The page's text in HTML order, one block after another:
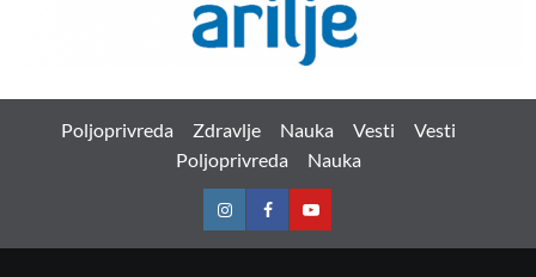
Poljoprivreda Zdravlje Nauka Vesti
Vesti
Poljoprivreda
Nauka
InstagramFacebookYoutube